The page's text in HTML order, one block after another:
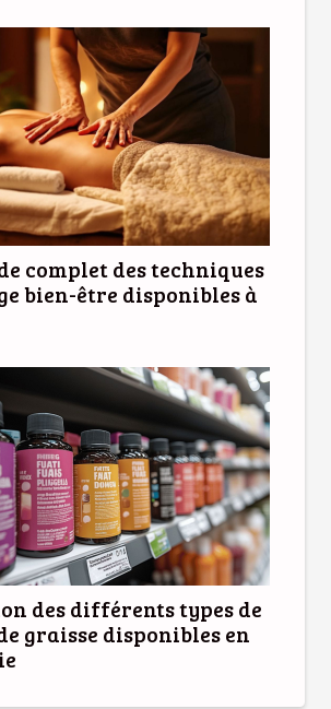
complet des techniques
bien-être disponibles à
des différents types de
graisse disponibles en